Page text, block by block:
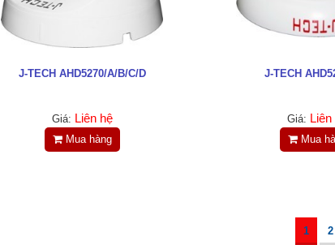
J-TECH AHD5270/A/B/C/D
Giá: Liên hệ
Mua hàng
J-TECH
Giá: Liên
Mua
1 2